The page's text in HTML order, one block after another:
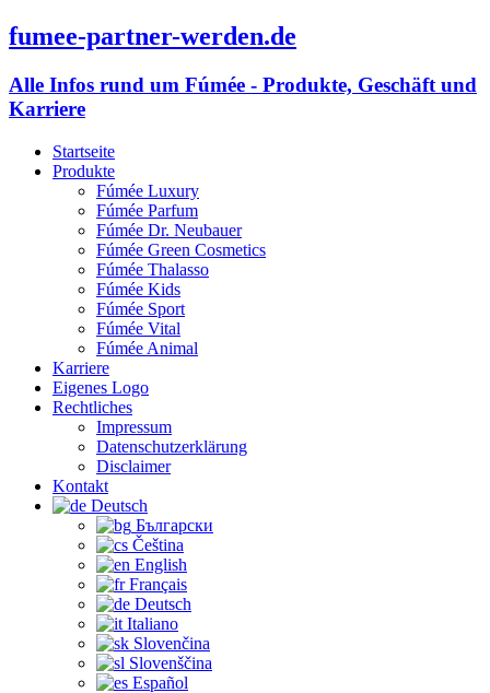
fumee-partner-werden.de
Alle Infos rund um Fúmée - Produkte, Geschäft und
Karriere
Startseite
Produkte
Fúmée Luxury
Fúmée Parfum
Fúmée Dr. Neubauer
Fúmée Green Cosmetics
Fúmée Thalasso
Fúmée Kids
Fúmée Sport
Fúmée Vital
Fúmée Animal
Karriere
Eigenes Logo
Rechtliches
Impressum
Datenschutzerklärung
Disclaimer
Kontakt
Deutsch
Български
Čeština‎
English
Français
Deutsch
Italiano
Slovenčina
Slovenščina
Español